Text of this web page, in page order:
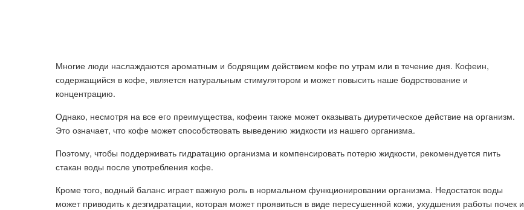
Многие люди наслаждаются ароматным и бодрящим действием кофе по утрам или в течение дня. Кофеин,
содержащийся в кофе, является натуральным стимулятором и может повысить наше бодрствование и
концентрацию.
Однако, несмотря на все его преимущества, кофеин также может оказывать диуретическое действие на организм.
Это означает, что кофе может способствовать выведению жидкости из нашего организма.
Поэтому, чтобы поддерживать гидратацию организма и компенсировать потерю жидкости, рекомендуется пить
стакан воды после употребления кофе.
Кроме того, водный баланс играет важную роль в нормальном функционировании организма. Недостаток воды
может приводить к дезгидратации, которая может проявиться в виде пересушенной кожи, ухудшения работы почек и